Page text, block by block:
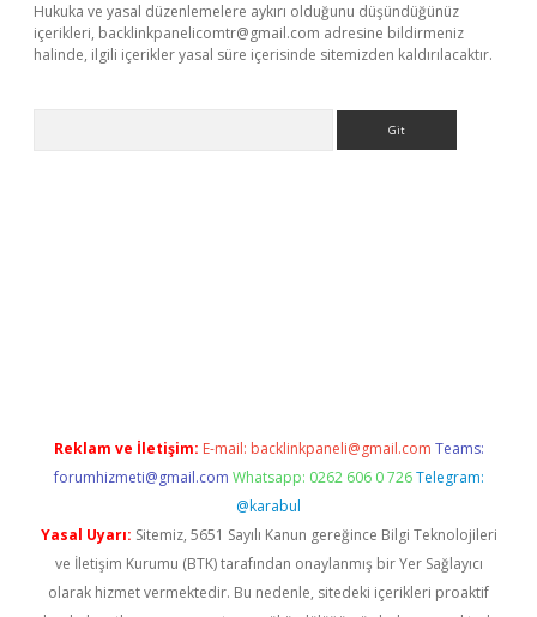
Hukuka ve yasal düzenlemelere aykırı olduğunu düşündüğünüz
içerikleri, backlinkpanelicomtr@gmail.com adresine bildirmeniz
halinde, ilgili içerikler yasal süre içerisinde sitemizden kaldırılacaktır.
Reklam ve İletişim: E-mail: backlinkpaneli@gmail.com Teams:
forumhizmeti@gmail.com Whatsapp: 0262 606 0 726 Telegram:
@karabul
Yasal Uyarı: Sitemiz, 5651 Sayılı Kanun gereğince Bilgi Teknolojileri
ve İletişim Kurumu (BTK) tarafından onaylanmış bir Yer Sağlayıcı
olarak hizmet vermektedir. Bu nedenle, sitedeki içerikleri proaktif